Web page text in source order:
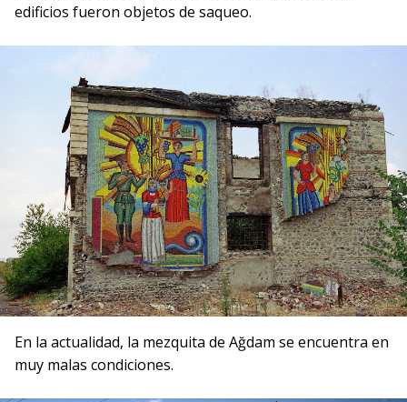
edificios fueron objetos de saqueo.
En la actualidad, la mezquita de Ağdam se encuentra en
muy malas condiciones.